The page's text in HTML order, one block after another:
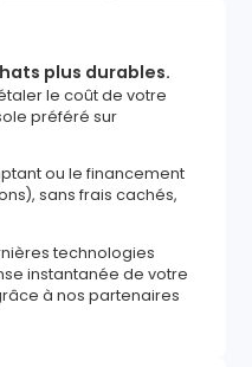
plus durables.
le coût de votre
préféré sur
ou le financement
sans frais cachés,
technologies
instantanée de votre
à nos partenaires